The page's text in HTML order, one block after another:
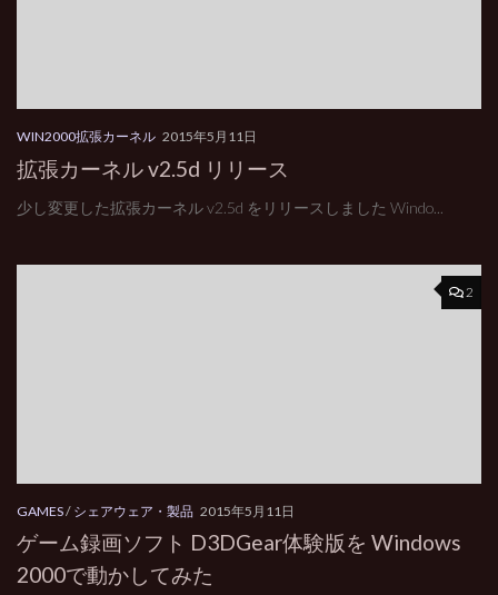
WIN2000拡張カーネル 2015年5月11日
拡張カーネル v2.5d リリース
少し変更した拡張カーネル v2.5d をリリースしました Windo...
2
GAMES/ シェアウェア・製品 2015年5月11日
ゲーム録画ソフト D3DGear体験版を Windows
2000で動かしてみた